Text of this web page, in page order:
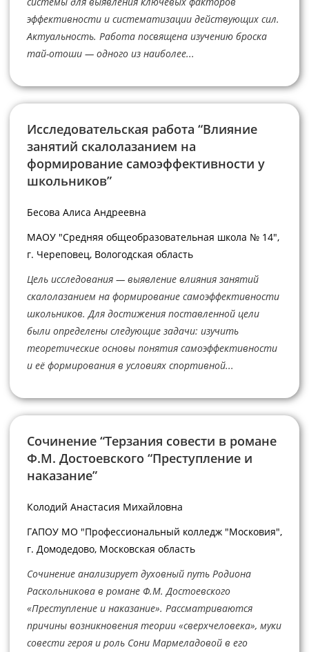
эффективности и систематизации действующих сил.
Актуальность. Работа посвящена изучению броска
тай-отоши — одного из наиболее...
Исследовательская работа “Влияние
занятий скалолазанием на
формирование самоэффективности у
школьников”
Бесова Алиса Андреевна
МАОУ "Средняя общеобразовательная школа № 14",
г. Череповец, Вологодская область
Цель исследования — выявление влияния занятий
скалолазанием на формирование самоэффективности
школьников. Для достижения поставленной цели
были определены следующие задачи: изучить
теоретические основы понятия самоэффективности
и её формирования в условиях спортивной...
Сочинение “Терзания совести в романе
Ф.М. Достоевского “Преступление и
наказание”
Колодий Анастасия Михайловна
ГАПОУ МО "Профессиональный колледж "Московия",
г. Домодедово, Московская область
Сочинение анализирует духовный путь Родиона
Раскольникова в романе Ф.М. Достоевского
«Преступление и наказание». Рассматриваются
причины возникновения теории «сверхчеловека», муки
совести героя и роль Сони Мармеладовой в его